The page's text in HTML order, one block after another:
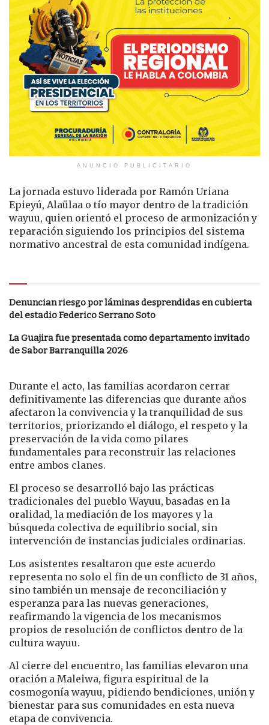
ANUNCIO PUBLICITARIO
La jornada estuvo liderada por Ramón Uriana
Epieyú, Alaülaa o tío mayor dentro de la tradición
wayuu, quien orientó el proceso de armonización y
reparación siguiendo los principios del sistema
normativo ancestral de esta comunidad indígena.
Denuncian riesgo por láminas desprendidas en cubierta
del estadio Federico Serrano Soto
La Guajira fue presentada como departamento invitado
de Sabor Barranquilla 2026
Durante el acto, las familias acordaron cerrar
definitivamente las diferencias que durante años
afectaron la convivencia y la tranquilidad de sus
territorios, priorizando el diálogo, el respeto y la
preservación de la vida como pilares
fundamentales para reconstruir las relaciones
entre ambos clanes.
El proceso se desarrolló bajo las prácticas
tradicionales del pueblo Wayuu, basadas en la
oralidad, la mediación de los mayores y la
búsqueda colectiva de equilibrio social, sin
intervención de instancias judiciales ordinarias.
Los asistentes resaltaron que este acuerdo
representa no solo el fin de un conflicto de 31 años,
sino también un mensaje de reconciliación y
esperanza para las nuevas generaciones,
reafirmando la vigencia de los mecanismos
propios de resolución de conflictos dentro de la
cultura wayuu.
Al cierre del encuentro, las familias elevaron una
oración a Maleiwa, figura espiritual de la
cosmogonía wayuu, pidiendo bendiciones, unión y
bienestar para sus comunidades en esta nueva
etapa de convivencia.